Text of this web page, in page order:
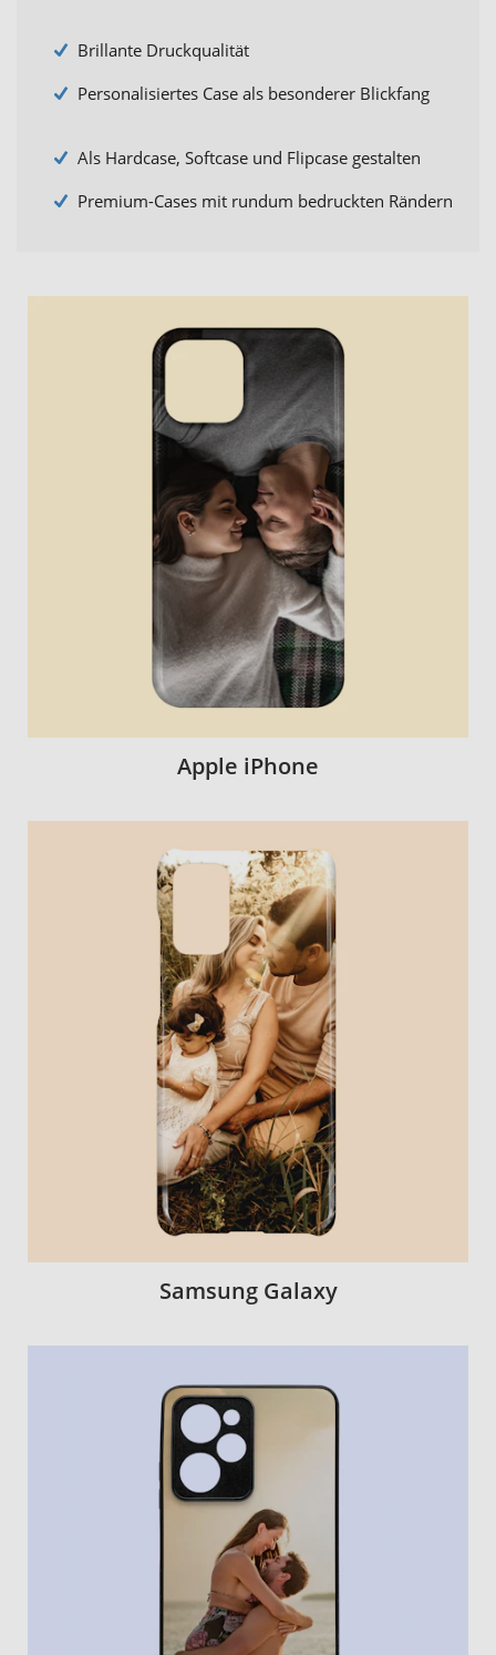
Brillante Druckqualität
Personalisiertes Case als besonderer Blickfang
Als Hardcase, Softcase und Flipcase gestalten
Premium-Cases mit rundum bedruckten Rändern
Apple iPhone
Samsung Galaxy